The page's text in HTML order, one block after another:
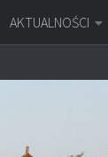
AKTUALNOŚCI